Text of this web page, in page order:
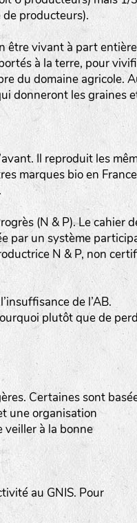
Belle de nuit)
ou du fournisseur de
producteurs).
être vivant à part
à la terre, pour
du domaine agricole.
donneront les graines
Il reproduit les
marques bio en France
(N & P). Le cahier
par un système
N & P, non
de l’AB.
plutôt que de
Certaines sont
une organisation
veiller à la bonne
au GNIS. Pour